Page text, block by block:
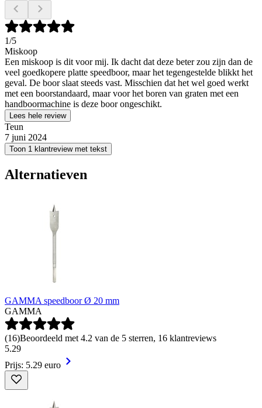
1/5
Miskoop
Een miskoop is dit voor mij. Ik dacht dat deze beter zou zijn dan de
veel goedkopere platte speedboor, maar het tegengestelde blikkt het
geval. De boor slaat steeds vast. Misschien dat het wel goed werkt
met een boorstandaard, maar voor het boren van graten met een
handboormachine is deze boor ongeschikt.
Lees hele review
Teun
7 juni 2024
Toon 1 klantreview met tekst
Alternatieven
GAMMA speedboor Ø 20 mm
GAMMA
(16)Beoordeeld met 4.2 van de 5 sterren, 16 klantreviews
5.29
Prijs: 5.29 euro